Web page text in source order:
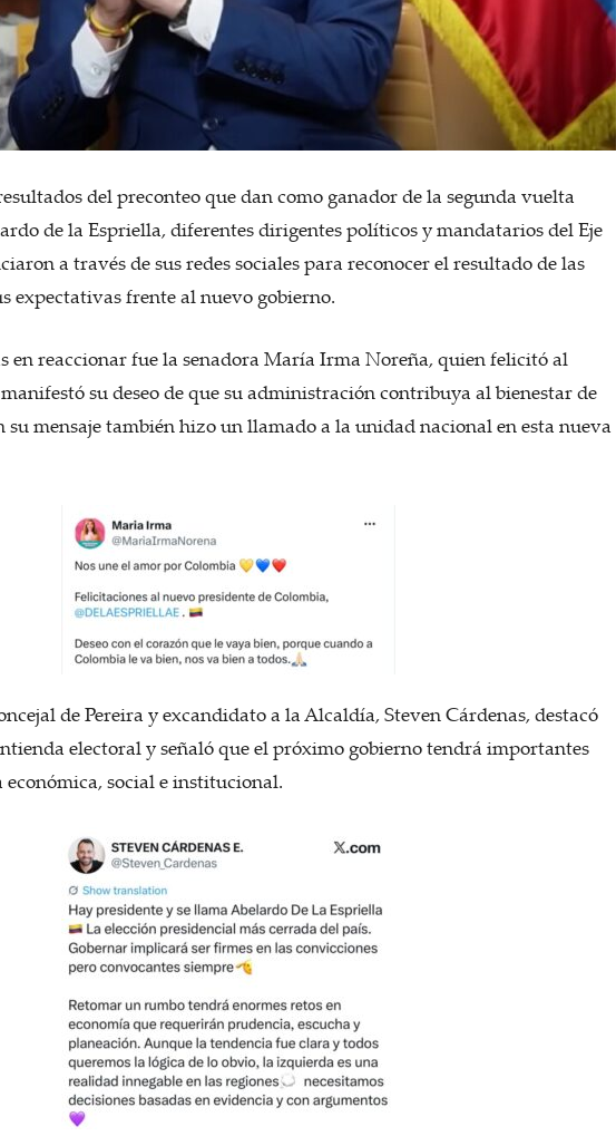
del preconteo que dan como ganador de la segunda vuelta
de la Espriella, diferentes dirigentes políticos y mandatarios del Eje
a través de sus redes sociales para reconocer el resultado de las
expectativas frente al nuevo gobierno.
en reaccionar fue la senadora María Irma Noreña, quien felicitó al
su deseo de que su administración contribuya al bienestar de
su mensaje también hizo un llamado a la unidad nacional en esta nueva
de Pereira y excandidato a la Alcaldía, Steven Cárdenas, destacó
electoral y señaló que el próximo gobierno tendrá importantes
económica, social e institucional.